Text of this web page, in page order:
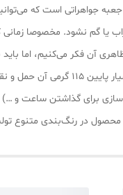
جواهراتی است که
یا گم نشود. مخصوصا
آن فکر می‌کنیم، اما
در رنگ‌بندی متنوع